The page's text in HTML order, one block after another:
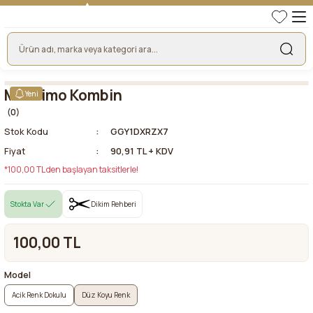
Yeni
Massimo Kombin
(0)
Stok Kodu
GGY1DXRZX7
Fiyat
90,91 TL + KDV
*100,00 TL den başlayan taksitlerle!
Stokta Var Dikim Rehberi
100,00 TL
Model
Acik Renk Dokulu Düz Koyu Renk